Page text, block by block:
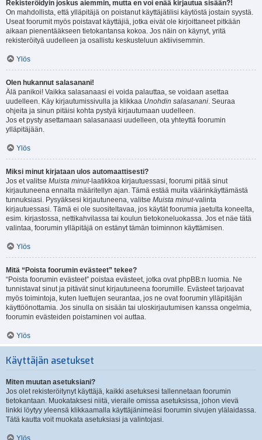
Rekisteröidyin joskus aiemmin, mutta en voi enää kirjautua sisään?!
On mahdollista, että ylläpitäjä on poistanut käyttäjätilisi käytöstä jostain syystä.
Useat foorumit myös poistavat käyttäjiä, jotka eivät ole kirjoittaneet pitkään
aikaan pienentääkseen tietokantansa kokoa. Jos näin on käynyt, yritä
rekisteröityä uudelleen ja osallistu keskusteluun aktiivisemmin.
Ylös
Olen hukannut salasanani!
Älä panikoi! Vaikka salasanaasi ei voida palauttaa, se voidaan asettaa
uudelleen. Käy kirjautumissivulla ja klikkaa Unohdin salasanani. Seuraa
ohjeita ja sinun pitäisi kohta pystyä kirjautumaan uudelleen.
Jos et pysty asettamaan salasanaasi uudelleen, ota yhteyttä foorumin
ylläpitäjään.
Ylös
Miksi minut kirjataan ulos automaattisesti?
Jos et valitse Muista minut-laatikkoa kirjautuessasi, foorumi pitää sinut
kirjautuneena ennalta määritellyn ajan. Tämä estää muita väärinkäyttämästä
tunnuksiasi. Pysyäksesi kirjautuneena, valitse Muista minut-valinta
kirjautuessasi. Tämä ei ole suositeltavaa, jos käytät foorumia jaetulta koneelta,
esim. kirjastossa, nettikahvilassa tai koulun tietokoneluokassa. Jos et näe tätä
valintaa, foorumin ylläpitäjä on estänyt tämän toiminnon käyttämisen.
Ylös
Mitä “Poista foorumin evästeet” tekee?
“Poista foorumin evästeet” poistaa evästeet, jotka ovat phpBB:n luomia. Ne
tunnistavat sinut ja pitävät sinut kirjautuneena foorumille. Evästeet tarjoavat
myös toimintoja, kuten luettujen seurantaa, jos ne ovat foorumin ylläpitäjän
käyttöönottamia. Jos sinulla on sisään tai uloskirjautumisen kanssa ongelmia,
foorumin evästeiden poistaminen voi auttaa.
Ylös
Käyttäjän asetukset
Miten muutan asetuksiani?
Jos olet rekisteröitynyt käyttäjä, kaikki asetuksesi tallennetaan foorumin
tietokantaan. Muokataksesi niitä, vieraile omissa asetuksissa, johon vievä
linkki löytyy yleensä klikkaamalla käyttäjänimeäsi foorumin sivujen ylälaidassa.
Tätä kautta voit muokata asetuksiasi ja valintojasi.
Ylös